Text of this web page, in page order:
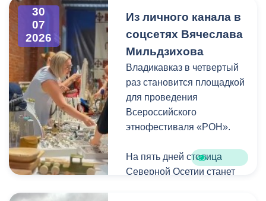
гуманитарной помощи для
бойцов.
Мой канал в Макс.
проездной, необходимо
сдать фотографию 3×4 в
администрацию своей
школы. Проездной будет
действовать до конца
календарного года.
Пользоваться проездным
удостоверением может
которого он оформлен.
30
07
2026
Из личного канала в
соцсетях Вячеслава
Мильдзихова
Владикавказ в четвертый
раз становится площадкой
для проведения
Всероссийского
этнофестиваля «РОН».
На пять дней столица
Северной Осетии станет